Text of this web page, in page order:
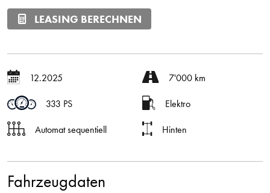
LEASING BERECHNEN
12.2025 7'000 km
333 PS Elektro
Automat sequentiell Hinten
Fahrzeugdaten